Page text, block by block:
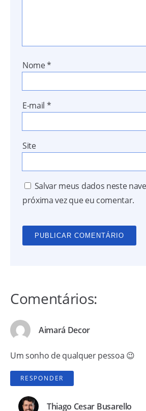
Nome*
E-mail *
Site
Salvar meus dados neste
próxima vez que eu comentar.
Comentários:
Aimará Decor
Um sonho de qualquer pessoa 😉
RESPONDER
Thiago Cesar Busarello